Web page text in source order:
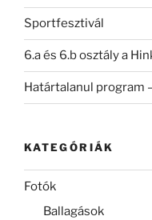
Sportfesztivál
6.a és 6.b osztály a
Határtalanul program
KATEGÓRIÁK
Fotók
Ballagások